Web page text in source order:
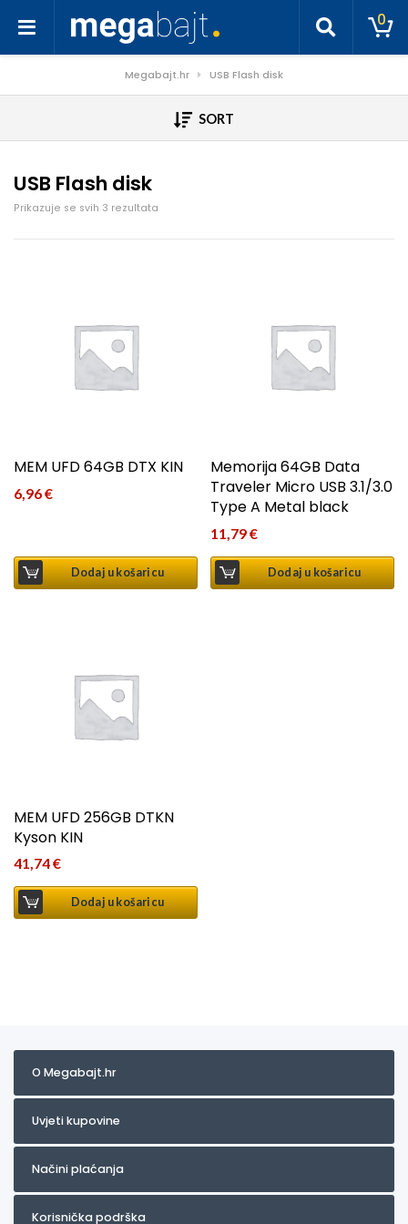
0
Megabajt.hr USB Flash disk
SORT
USB Flash disk
Prikazuje se svih 3 rezultata
MEM UFD 64GB DTX KIN
6,96€
Dodaj u košaricu
Memorija 64GB Data
Traveler Micro USB 3.1/3.0
Type A Metal black
11,79€
Dodaj u košaricu
MEM UFD 256GB DTKN
Kyson KIN
41,74€
Dodaj u košaricu
O Megabajt.hr
Uvjeti kupovine
Načini plaćanja
Korisnička podrška